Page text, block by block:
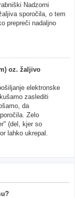
Nadzorni
sporočila, o tem
prepreči nadaljno
oz. žaljivo
elektronske
zaslediti
da
Zelo
(del, kjer so
lahko ukrepal.